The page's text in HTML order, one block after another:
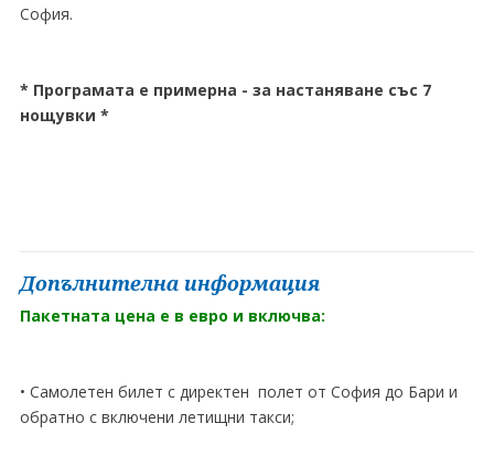
София.
* Програмата е примерна - за настаняване със 7
нощувки *
Допълнителна информация
Пакетната цена е в евро и включва:
• Самолетен билет с директен полет от София до Бари и
обратно с включени летищни такси;